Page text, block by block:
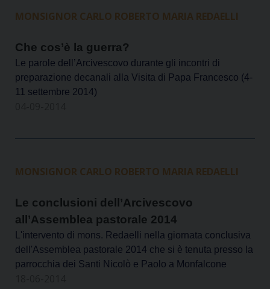
MONSIGNOR CARLO ROBERTO MARIA REDAELLI
Che cos’è la guerra?
Le parole dell’Arcivescovo durante gli incontri di
preparazione decanali alla Visita di Papa Francesco (4-
11 settembre 2014)
MONSIGNOR CARLO ROBERTO MARIA REDAELLI
Le conclusioni dell’Arcivescovo
all’Assemblea pastorale 2014
L'intervento di mons. Redaelli nella giornata conclusiva
dell'Assemblea pastorale 2014 che si è tenuta presso la
parrocchia dei Santi Nicolò e Paolo a Monfalcone